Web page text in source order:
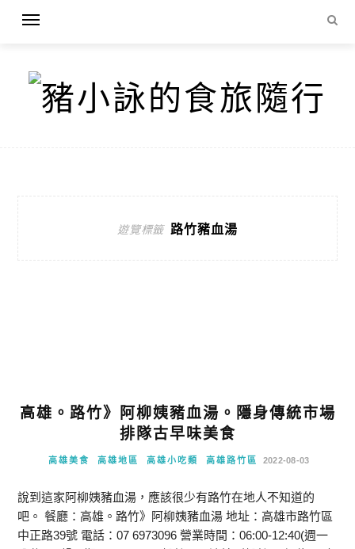
遊覽標籤 路竹豬血湯
高雄。路竹》阿柳姨豬血湯。隱身傳統市場
排隊古早味美食
高雄美食 高雄地區 高雄小吃類 高雄路竹區 2022-08-03
說到這家阿柳姨豬血湯，應該很少有路竹在地人不知道的
吧。 餐廳：高雄。路竹》阿柳姨豬血湯 地址：高雄市路竹區
中正路39號 電話：07 6973096 營業時間：06:00-12:40(週一